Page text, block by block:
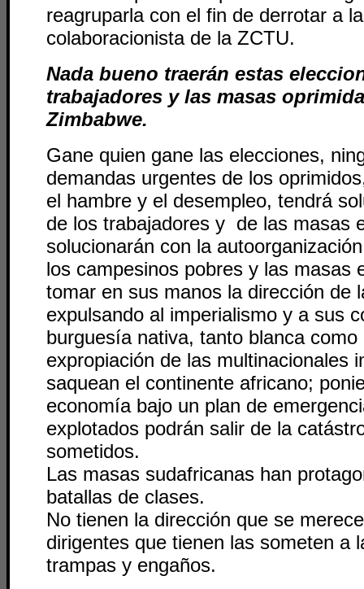
reagruparla con el fin de derrotar a
colaboracionista de la ZCTU.
Nada bueno traerán estas
trabajadores y las masas
Zimbabwe.
Gane quien gane las elecciones,
demandas urgentes de los
el hambre y el desempleo, tendrá
de los trabajadores y de las masas
solucionarán con la
los campesinos pobres y las masas
tomar en sus manos la dirección de
expulsando al imperialismo y a sus
burguesía nativa, tanto blanca
expropiación de las multinacionales
saquean el continente africano;
economía bajo un plan de
explotados podrán salir de la
sometidos.
Las masas sudafricanas han
batallas de clases.
No tienen la dirección que se
dirigentes que tienen las someten a
trampas y engaños.